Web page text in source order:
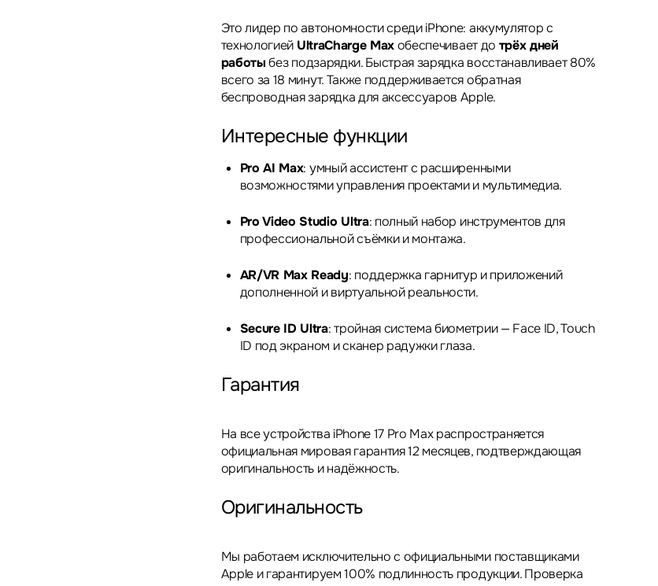
Это лидер по автономности среди iPhone: аккумулятор с
технологией UltraCharge Maxобеспечивает до трёх дней
работыбез подзарядки. Быстрая зарядка восстанавливает 80%
всего за 18 минут. Также поддерживается обратная
беспроводная зарядка для аксессуаров Apple.
Интересные функции
Pro AI Max: умный ассистент с расширенными
возможностями управления проектами и мультимедиа.
Pro Video Studio Ultra: полный набор инструментов для
профессиональной съёмки и монтажа.
AR/VR Max Ready: поддержка гарнитур и приложений
дополненной и виртуальной реальности.
Secure ID Ultra: тройная система биометрии — Face ID, Touch
ID под экраном и сканер радужки глаза.
Гарантия
На все устройства iPhone 17 Pro Max распространяется
официальная мировая гарантия 12 месяцев, подтверждающая
оригинальность и надёжность.
Оригинальность
Мы работаем исключительно с официальными поставщиками
Apple и гарантируем 100% подлинность продукции. Проверка